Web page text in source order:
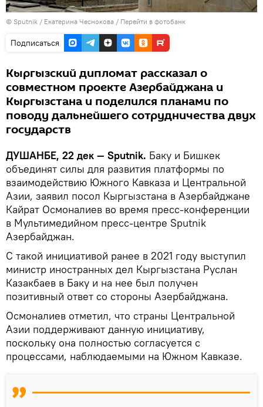
© Sputnik / Екатерина Чеснокова / Перейти в фотобанк
Подписаться
Кыргызский дипломат рассказал о
совместном проекте Азербайджана и
Кыргызстана и поделился планами по
поводу дальнейшего сотрудничества двух
государств
ДУШАНБЕ, 22 дек — Sputnik. Баку и Бишкек
объединят силы для развития платформы по
взаимодействию Южного Кавказа и Центральной
Азии, заявил посол Кыргызстана в Азербайджане
Кайрат Осмоналиев во время пресс-конференции
в Мультимедийном пресс-центре Sputnik
Азербайджан.
С такой инициативой ранее в 2021 году выступил
министр иностранных дел Кыргызстана Руслан
Казакбаев в Баку и на нее был получен
позитивный ответ со стороны Азербайджана.
Осмоналиев отметил, что страны Центральной
Азии поддерживают данную инициативу,
поскольку она полностью согласуется с
процессами, наблюдаемыми на Южном Кавказе.